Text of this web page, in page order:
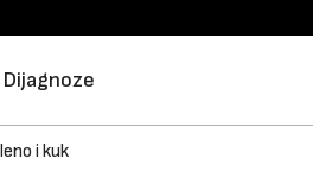
Dijagnoze
i kuk